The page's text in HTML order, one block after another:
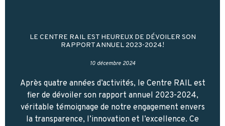
LE CENTRE RAIL EST HEUREUX DE DÉVOILER SON
RAPPORT ANNUEL 2023-2024!
10 décembre 2024
Après quatre années d’activités, le Centre RAIL est
fier de dévoiler son rapport annuel 2023-2024,
véritable témoignage de notre engagement envers
la transparence, l’innovation et l’excellence. Ce